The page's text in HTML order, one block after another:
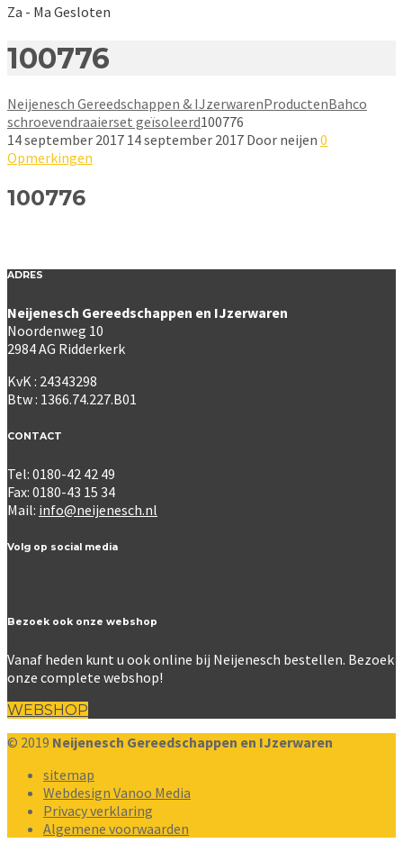
Za - Ma Gesloten
100776
Neijenesch Gereedschappen & IJzerwarenProductenBahco
schroevendraaierset geïsoleerd100776
14 september 2017 14 september 2017 Door neijen 0
Opmerkingen
100776
ADRES
Neijenesch Gereedschappen en IJzerwaren
Noordenweg 10
2984 AG Ridderkerk
KvK : 24343298
Btw : 1366.74.227.B01
CONTACT
Tel: 0180-42 42 49
Fax: 0180-43 15 34
Mail: info@neijenesch.nl
Volg op social media
Bezoek ook onze webshop
Vanaf heden kunt u ook online bij Neijenesch bestellen. Bezoek
onze complete webshop!
WEBSHOP
© 2019 Neijenesch Gereedschappen en IJzerwaren
sitemap
Webdesign Vanoo Media
Privacy verklaring
Algemene voorwaarden